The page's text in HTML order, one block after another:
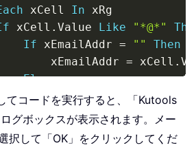
xCell In xRg
xCell . Value Like "*@*"
If xEmailAddr = ""
Then
xEmailAddr
= xCell .
Else
xEmailAddr
End
If
てコードを実行すると、「Kutools
グボックスが表示されます。メー
択して「OK」をクリックしてくだ